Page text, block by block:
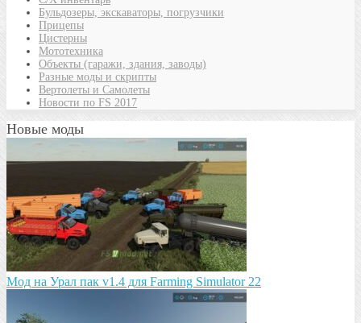
Бульдозеры, экскаваторы, погрузчики
Прицепы
Цистерны
Мототехника
Объекты (гаражи, здания, заводы)
Разные моды и скрипты
Вертолеты и Самолеты
Новости по FS 2017
Новые моды
Мод на Урал пак v1.4 для Farming Simulator 22